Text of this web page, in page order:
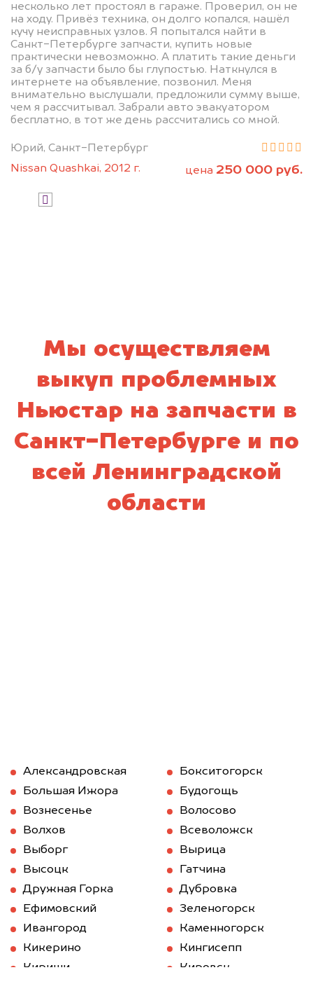
несколько лет простоял в гараже. Проверил, он не
на ходу. Привёз техника, он долго копался, нашёл
кучу неисправных узлов. Я попытался найти в
Санкт-Петербурге запчасти, купить новые
практически невозможно. А платить такие деньги
за б/у запчасти было бы глупостью. Наткнулся в
интернете на объявление, позвонил. Меня
внимательно выслушали, предложили сумму выше,
чем я рассчитывал. Забрали авто эвакуатором
бесплатно, в тот же день рассчитались со мной.
Юрий, Санкт-Петербург
Nissan Quashkai, 2012 г.
цена 250 000 руб.
дороже, чем предлагают на
автоаукционах.
Мы осуществляем
выкуп проблемных
Ньюстар на запчасти в
Санкт-Петербурге и по
всей Ленинградской
области
Александровская
Бокситогорск
Большая Ижора
Будогощь
Вознесенье
Волосово
Волхов
Всеволожск
Выборг
Вырица
Высоцк
Гатчина
Дружная Горка
Дубровка
Ефимовский
Зеленогорск
Ивангород
Каменногорск
Кикерино
Кингисепп
Кириши
Кировск